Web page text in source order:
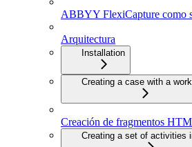
ABBYY FlexiCapture como
Arquitectura
Installation
Creating a case with a
Creación de fragmentos
Creating a set of activities